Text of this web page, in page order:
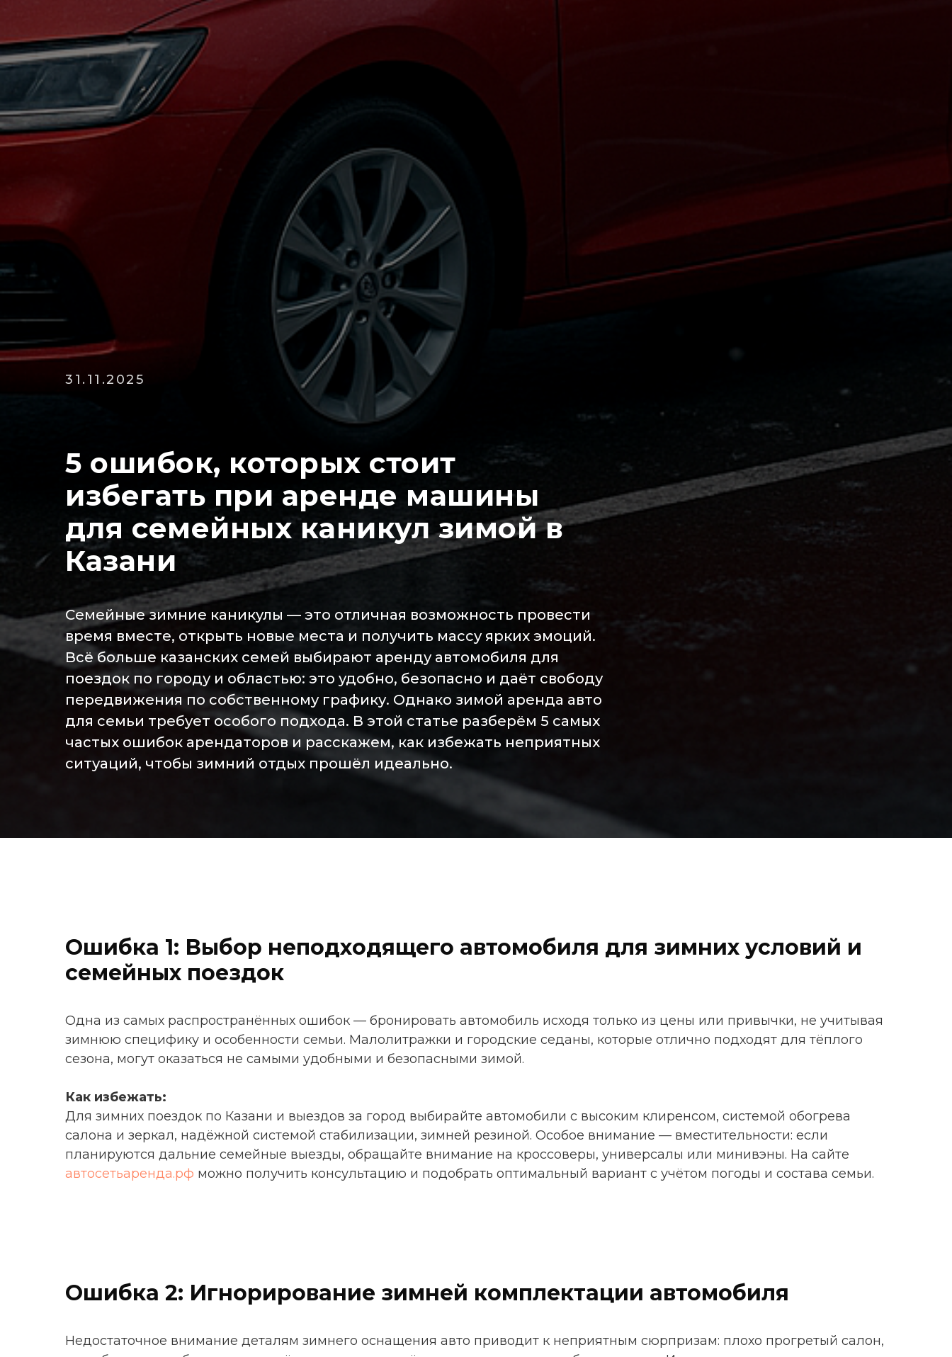
31.11.2025
5 ошибок, которых стоит
избегать при аренде машины
для семейных каникул зимой в
Казани
Семейные зимние каникулы — это отличная возможность провести
время вместе, открыть новые места и получить массу ярких эмоций.
Всё больше казанских семей выбирают аренду автомобиля для
поездок по городу и областью: это удобно, безопасно и даёт свободу
передвижения по собственному графику. Однако зимой аренда авто
для семьи требует особого подхода. В этой статье разберём 5 самых
частых ошибок арендаторов и расскажем, как избежать неприятных
ситуаций, чтобы зимний отдых прошёл идеально.
Ошибка 1: Выбор неподходящего автомобиля для зимних условий и
семейных поездок
Одна из самых распространённых ошибок — бронировать автомобиль исходя только из цены или привычки, не учитывая
зимнюю специфику и особенности семьи. Малолитражки и городские седаны, которые отлично подходят для тёплого
сезона, могут оказаться не самыми удобными и безопасными зимой.
Как избежать:
Для зимних поездок по Казани и выездов за город выбирайте автомобили с высоким клиренсом, системой обогрева
салона и зеркал, надёжной системой стабилизации, зимней резиной. Особое внимание — вместительности: если
планируются дальние семейные выезды, обращайте внимание на кроссоверы, универсалы или минивэны. На сайте
автосетьаренда.рф можно получить консультацию и подобрать оптимальный вариант с учётом погоды и состава семьи.
Ошибка 2: Игнорирование зимней комплектации автомобиля
Недостаточное внимание деталям зимнего оснащения авто приводит к неприятным сюрпризам: плохо прогретый салон,